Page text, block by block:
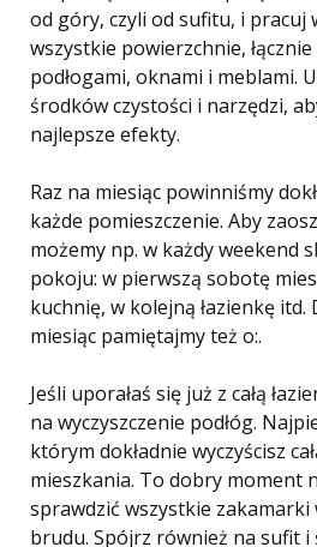
od góry, czyli od sufitu, i pracuj
wszystkie powierzchnie,
podłogami, oknami i meblami.
środków czystości i narzędzi,
najlepsze efekty.
Raz na miesiąc powinniśmy
każde pomieszczenie. Aby
możemy np. w każdy weekend
pokoju: w pierwszą sobotę
kuchnię, w kolejną łazienkę
miesiąc pamiętajmy też o:.
Jeśli uporałaś się już z całą
na wyczyszczenie podłóg.
którym dokładnie wyczyścisz
mieszkania. To dobry moment
sprawdzić wszystkie
brudu. Spójrz również na sufit i